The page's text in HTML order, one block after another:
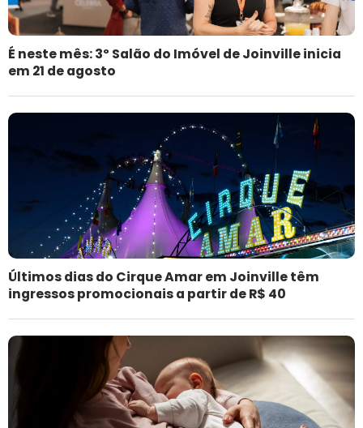
É neste mês: 3º Salão do Imóvel de Joinville inicia
em 21 de agosto
Últimos dias do Cirque Amar em Joinville têm
ingressos promocionais a partir de R$ 40